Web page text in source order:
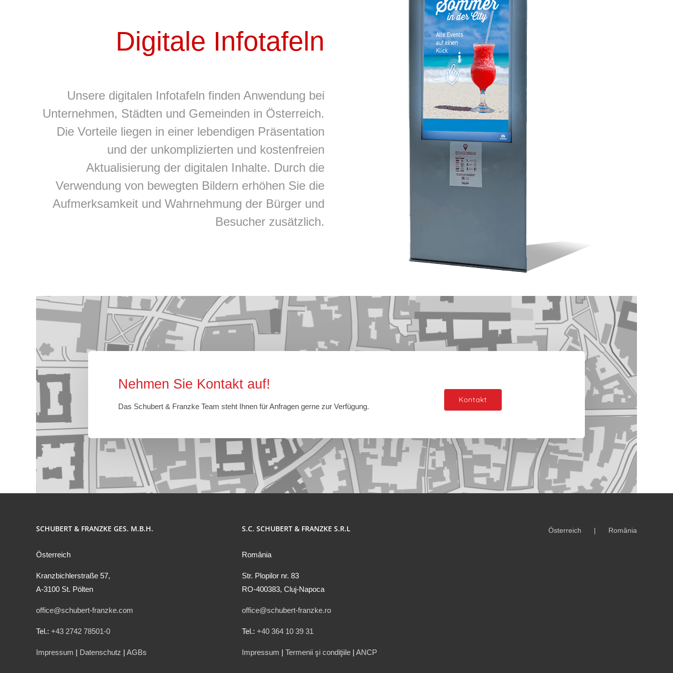
Digitale Infotafeln
Unsere digitalen Infotafeln finden Anwendung bei
Unternehmen, Städten und Gemeinden in Österreich.
Die Vorteile liegen in einer lebendigen Präsentation
und der unkomplizierten und kostenfreien
Aktualisierung der digitalen Inhalte. Durch die
Verwendung von bewegten Bildern erhöhen Sie die
Aufmerksamkeit und Wahrnehmung der Bürger und
Besucher zusätzlich.
Nehmen Sie Kontakt auf!
Das Schubert & Franzke Team steht Ihnen für Anfragen gerne zur Verfügung.
Kontakt
SCHUBERT & FRANZKE GES. M.B.H.
Österreich
Kranzbichlerstraße 57,
A-3100 St. Pölten
office@schubert-franzke.com
Tel.: +43 2742 78501-0
Impressum | Datenschutz | AGBs
S.C. SCHUBERT & FRANZKE S.R.L
România
Str. Plopilor nr. 83
RO-400383, Cluj-Napoca
office@schubert-franzke.ro
Tel.: +40 364 10 39 31
Impressum | Termenii şi condiţiile| ANCP
Österreich România